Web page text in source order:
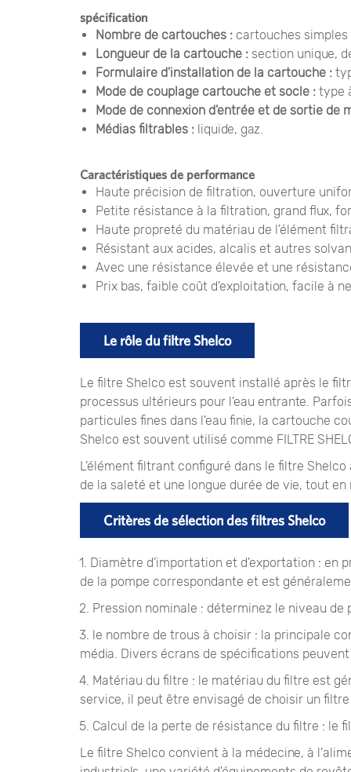
spécification
Nombre de cartouches : cartouches
Longueur de la cartouche : section unique,
Formulaire d'installation de la cartouche :
Mode de couplage cartouche et socle : type
Mode de connexion d'entrée et de sortie de
Médias filtrables : liquide, gaz.
Caractéristiques de performance
Haute précision de filtration, ouverture
Petite résistance à la filtration, grand flux,
Haute propreté du matériau de l'élément
Résistant aux acides, alcalis et autres
Avec une résistance élevée et une
Prix ​​​​bas, faible coût d'exploitation, facile à
Le rôle du filtre Shelco
Le filtre Shelco est souvent installé après le
processus ultérieurs pour l'eau entrante.
particules fines dans l'eau finie, la cartouche
Shelco est souvent utilisé comme FILTRE
L'élément filtrant configuré dans le filtre
de la saleté et une longue durée de vie, tout
Critères de sélection des filtres Shelco
1. Diamètre d'importation et d'exportation : en
de la pompe correspondante et est
2. Pression nominale : déterminez le niveau
3. le nombre de trous à choisir : la principale
média. Divers écrans de spécifications
4. Matériau du filtre : le matériau du filtre est
service, il peut être envisagé de choisir un
5. Calcul de la perte de résistance du filtre : le
Le filtre Shelco convient à la médecine, à